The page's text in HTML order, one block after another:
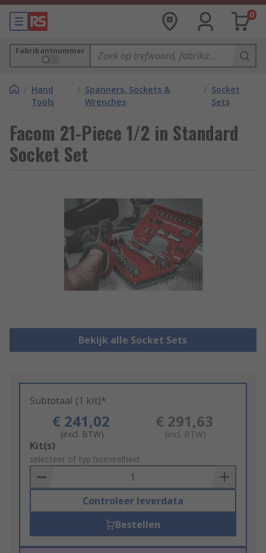
0
Fabrikantnummer
/ Hand
Tools
/ Spanners, Sockets &
Wrenches
/ Socket
Sets
Facom 21-Piece 1/2 in Standard
Socket Set
Bekijk alle Socket Sets
Subtotaal (1 kit)*
€ 241,02
(excl. BTW)
€ 291,63
(incl. BTW)
Add
to
Basket
Kit(s)
selecteer of typ hoeveelheid
Controleer leverdata
Bestellen